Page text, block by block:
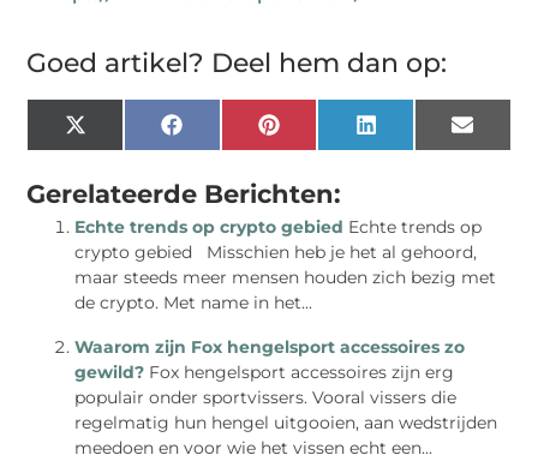
Goed artikel? Deel hem dan op:
X
(Twitter)
FacebookPinterestLinkedInEmail
Gerelateerde Berichten:
Echte trends op crypto gebied Echte trends op
crypto gebied Misschien heb je het al gehoord,
maar steeds meer mensen houden zich bezig met
de crypto. Met name in het...
Waarom zijn Fox hengelsport accessoires zo
gewild? Fox hengelsport accessoires zijn erg
populair onder sportvissers. Vooral vissers die
regelmatig hun hengel uitgooien, aan wedstrijden
meedoen en voor wie het vissen echt een...